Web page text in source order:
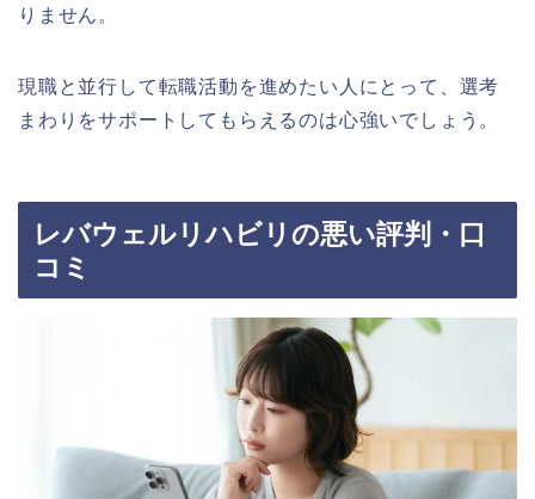
りません。
現職と並行して転職活動を進めたい人にとって、選考
まわりをサポートしてもらえるのは心強いでしょう。
レバウェルリハビリの悪い評判・口
コミ